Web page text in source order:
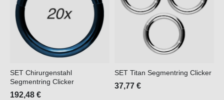
SET Chirurgenstahl
Segmentring Clicker
192,48 €
SET Titan Segmentring Clicker
37,77 €